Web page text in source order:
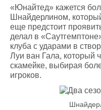
«Юнайтед» кажется
Шнайдерлином,
еще предстоит
делал в
клуба с ударами в
Луи ван Гала, который
скамейке, выбирая
игроков.